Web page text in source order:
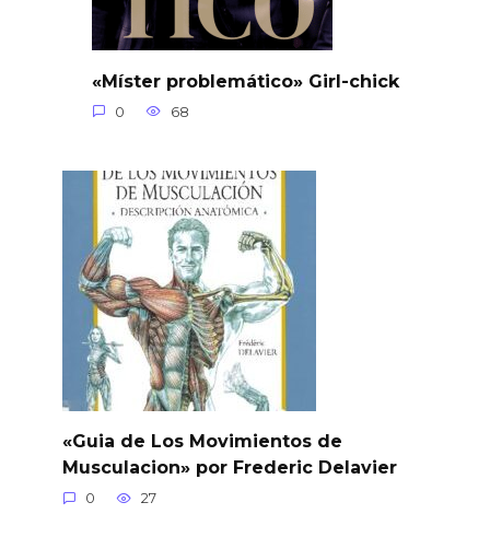
«Míster problemático» Girl-chick
0 68
«Guia de Los Movimientos de
Musculacion» por Frederic Delavier
0 27